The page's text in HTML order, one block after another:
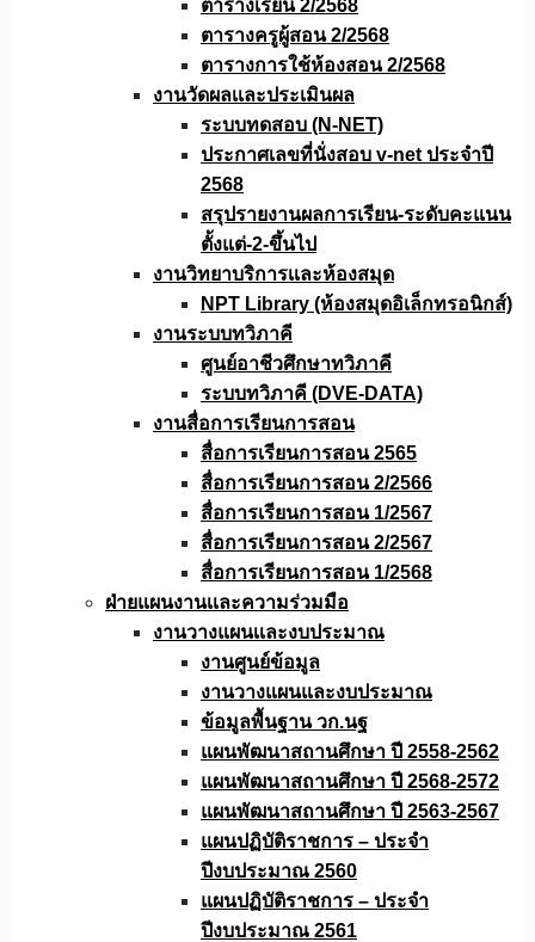
ตารางเรียน 2/2568
ตารางครูผู้สอน 2/2568
ตารางการใช้ห้องสอน 2/2568
งานวัดผลเเละประเมินผล
ระบบทดสอบ (N-NET)
ประกาศเลขที่นั่งสอบ v-net ประจำปี
2568
สรุปรายงานผลการเรียน-ระดับคะแนน
ตั้งแต่-2-ขึ้นไป
งานวิทยาบริการเเละห้องสมุด
NPT Library (ห้องสมุดอิเล็กทรอนิกส์)
งานระบบทวิภาคี
ศูนย์อาชีวศึกษาทวิภาคี
ระบบทวิภาคี (DVE-DATA)
งานสื่อการเรียนการสอน
สื่อการเรียนการสอน 2565
สื่อการเรียนการสอน 2/2566
สื่อการเรียนการสอน 1/2567
สื่อการเรียนการสอน 2/2567
สื่อการเรียนการสอน 1/2568
ฝ่ายแผนงานเเละความร่วมมือ
งานวางแผนเเละงบประมาณ
งานศูนย์ข้อมูล
งานวางแผนและงบประมาณ
ข้อมูลพื้นฐาน วก.นฐ
แผนพัฒนาสถานศึกษา ปี 2558-2562
แผนพัฒนาสถานศึกษา ปี 2568-2572
แผนพัฒนาสถานศึกษา ปี 2563-2567
แผนปฏิบัติราชการ – ประจำ
ปีงบประมาณ 2560
แผนปฏิบัติราชการ – ประจำ
ปีงบประมาณ 2561